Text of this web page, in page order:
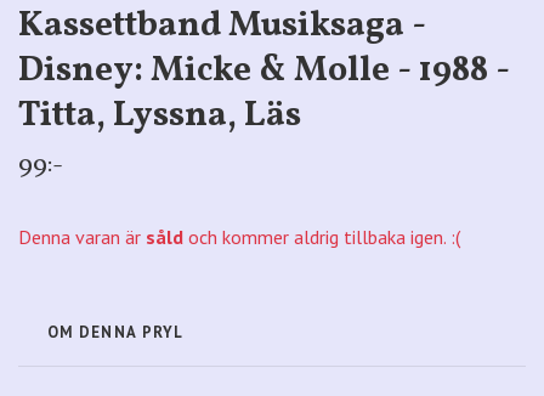
Kassettband Musiksaga -
Disney: Micke & Molle - 1988 -
Titta, Lyssna, Läs
99:-
Denna varan är såld och kommer aldrig tillbaka igen. :(
OM DENNA PRYL